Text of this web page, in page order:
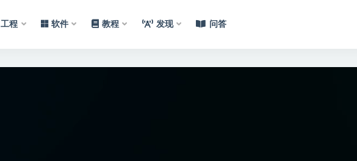
工程 软件 教程 发现 问答